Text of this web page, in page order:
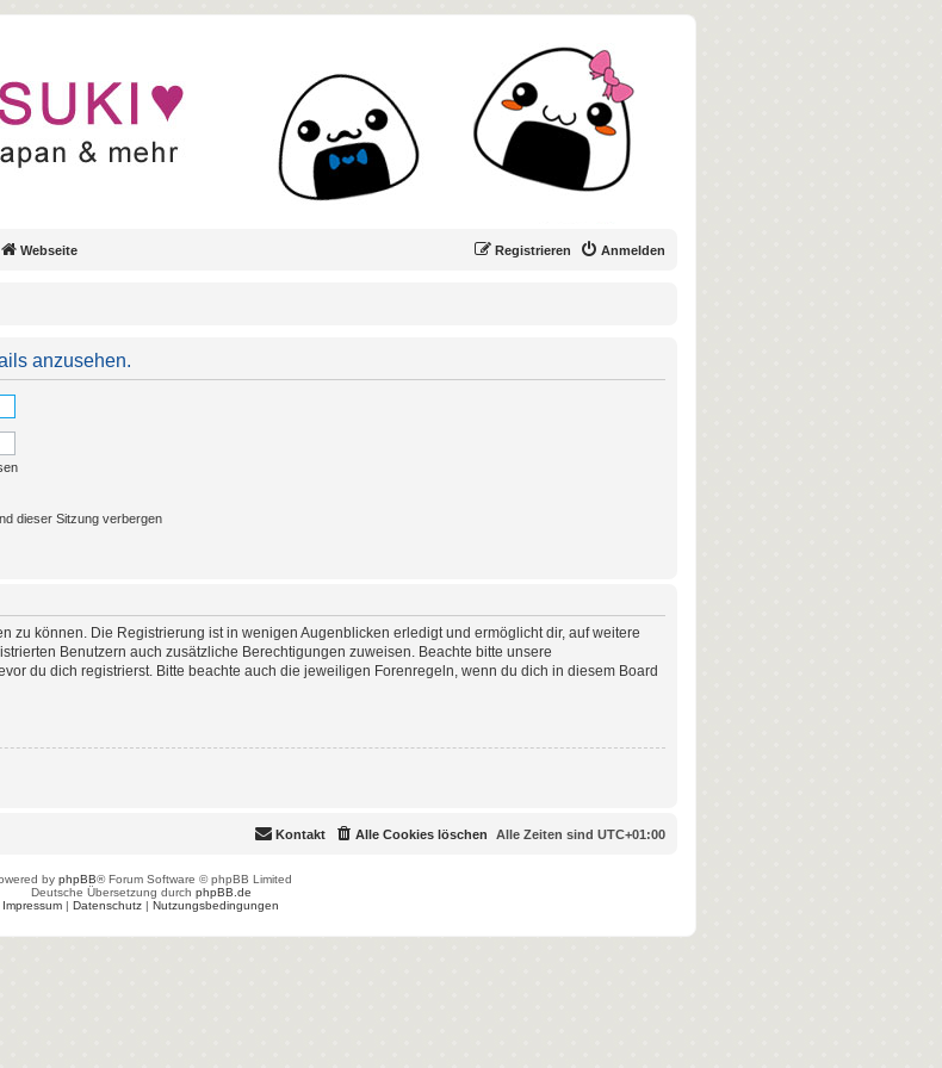
Webseite Anmelden
Registrieren
anzusehen.
dieser Sitzung verbergen
zu können. Die Registrierung ist in wenigen Augenblicken erledigt und ermöglicht dir, auf weitere
Benutzern auch zusätzliche Berechtigungen zuweisen. Beachte bitte unsere
du dich registrierst. Bitte beachte auch die jeweiligen Forenregeln, wenn du dich in diesem Board
Alle Zeiten sind UTC+01:00
Alle Cookies löschen
Kontakt
by phpBB® Forum Software © phpBB Limited
Deutsche Übersetzung durch phpBB.de
Impressum | Datenschutz | Nutzungsbedingungen